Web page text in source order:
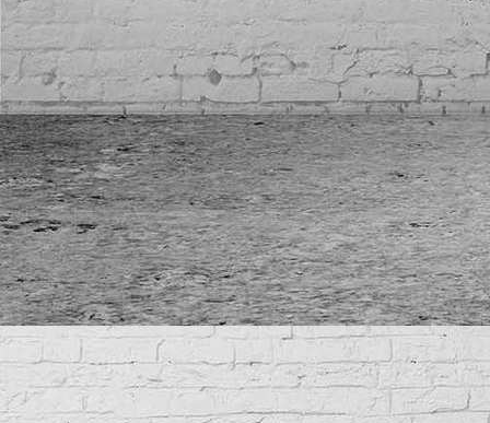
Reifeneinlagerung
Lottoannahmestelle